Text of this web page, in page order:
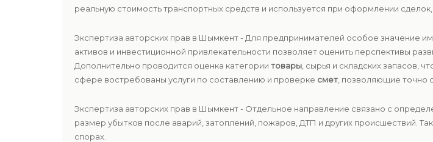
реальную стоимость транспортных средств и используется при оформлении
Экспертиза авторских прав в Шымкент - Для предпринимателей особое значение
активов и инвестиционной привлекательности позволяет оценить перспективы
Дополнительно проводится оценка категории товары , сырья и складских запасов,
сфере востребованы услуги по составлению и проверке смет , позволяющие точно
Экспертиза авторских прав в Шымкент - Отдельное направление связано с
размер убытков после аварий, затоплений, пожаров, ДТП и других происшествий.
спорах.